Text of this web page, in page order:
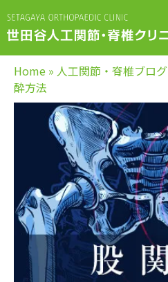
Home » 人工関節・脊椎ブログ
酔方法